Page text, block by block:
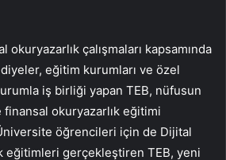
okuryazarlık çalışmaları kapsamında
eğitim kurumları ve özel
iş birliği yapan TEB, nüfusun
okuryazarlık eğitimi
öğrencileri için de Dijital
eğitimleri gerçekleştiren TEB, yeni